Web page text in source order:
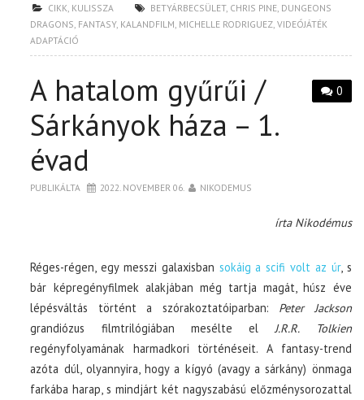
CIKK KULISSZA BETYÁRBECSÜLET, CHRIS PINE DUNGEONS
DRAGONS FANTASY, KALANDFILM MICHELLE RODRIGUEZ ,VIDEÓJÁTÉK
ADAPTÁCIÓ
0
A hatalom gyűrűi /
Sárkányok háza – 1.
évad
PUBLIKÁLTA 2022. NOVEMBER 06. NIKODEMUS
írta Nikodémus
Réges-régen, egy messzi galaxisban sokáig a scifi volt az úr, s
bár képregényfilmek alakjában még tartja magát, húsz éve
lépésváltás történt a szórakoztatóiparban: Peter Jackson
grandiózus filmtrilógiában mesélte elJ.R.R. Tolkien
regényfolyamának harmadkori történéseit. A fantasy-trend
azóta dúl, olyannyira, hogy a kígyó (avagy a sárkány) önmaga
farkába harap, s mindjárt két nagyszabású előzménysorozattal